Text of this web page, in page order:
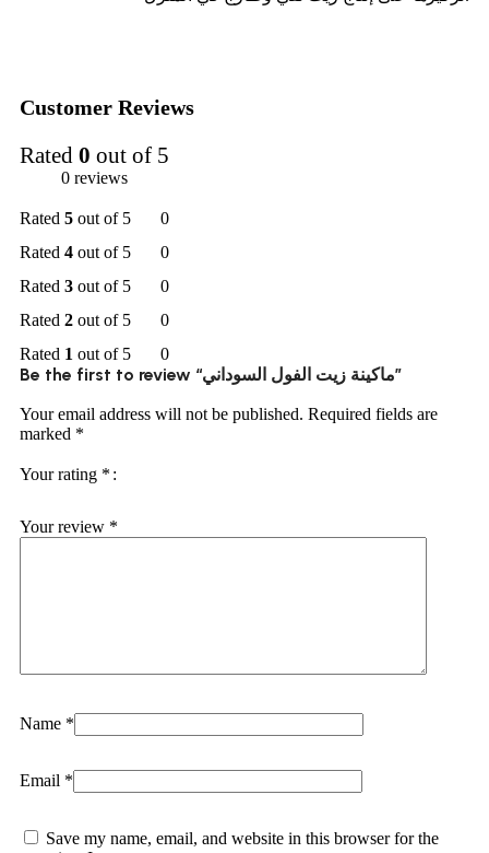
Customer Reviews
Rated 0 out of 5
0 reviews
Rated 5 out of 5
0
Rated 4 out of 5
0
Rated 3 out of 5
0
Rated 2 out of 5
0
Rated 1 out of 5 0
Be the first to review “ماكينة زيت الفول السوداني”
Your email address will not be published. Required fields are
marked *
Your rating *
Your review *
Name *
Email *
Save my name, email, and website in this browser for the